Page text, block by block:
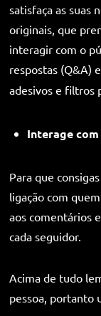
satisfaça as suas
originais, que
interagir com o
respostas (Q&A) e
adesivos e filtros
Interage
Para que
ligação com
aos comentários
cada seguidor.
Acima de tudo
pessoa, portanto